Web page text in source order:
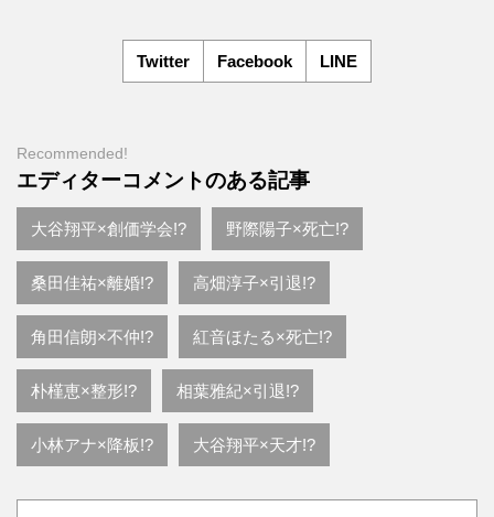
Twitter Facebook LINE
Recommended!
エディターコメントのある記事
大谷翔平×創価学会!? 野際陽子×死亡!?
桑田佳祐×離婚!? 高畑淳子×引退!?
角田信朗×不仲!? 紅音ほたる×死亡!?
朴槿恵×整形!? 相葉雅紀×引退!?
小林アナ×降板!? 大谷翔平×天才!?